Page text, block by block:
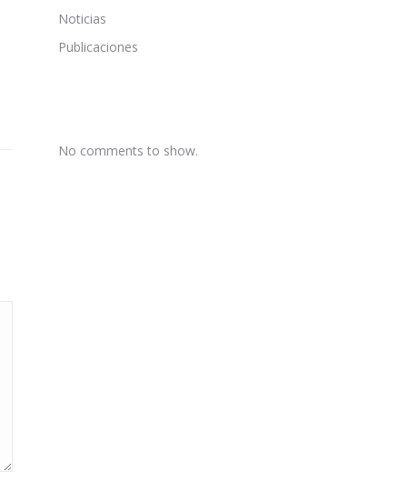
Noticias
Publicaciones
No comments to show.